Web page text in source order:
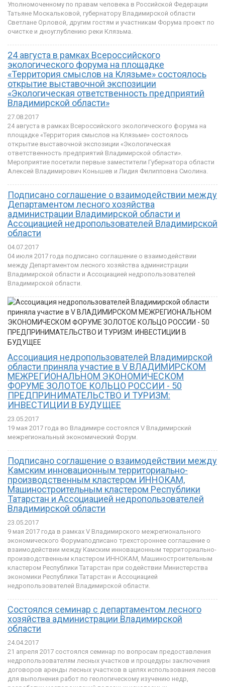
Уполномоченному по правам человека в Российской Федерации
Татьяне Москальковой, губернатору Владимирской области
Светлане Орловой, другим гостям и участникам Форума проект по
очистке и дноуглублению реки Клязьма.
24 августа в рамках Всероссийского
экологического форума на площадке
«Территория смыслов на Клязьме» состоялось
открытие выставочной экспозиции
«Экологическая ответственность предприятий
Владимирской области»
27.08.2017
24 августа в рамках Всероссийского экологического форума на
площадке «Территория смыслов на Клязьме» состоялось
открытие выставочной экспозиции «Экологическая
ответственность предприятий Владимирской области».
Мероприятие посетили первые заместители Губернатора области
Алексей Владимирович Конышев и Лидия Филипповна Смолина.
Подписано соглашение о взаимодействии между
Департаментом лесного хозяйства
администрации Владимирской области и
Ассоциацией недропользователей Владимирской
области
04.07.2017
04 июля 2017 года подписано соглашение о взаимодействии
между Департаментом лесного хозяйства администрации
Владимирской области и Ассоциацией недропользователей
Владимирской области.
Ассоциация недропользователей Владимирской
области приняла участие в V ВЛАДИМИРСКОМ
МЕЖРЕГИОНАЛЬНОМ ЭКОНОМИЧЕСКОМ
ФОРУМЕ ЗОЛОТОЕ КОЛЬЦО РОССИИ - 50
ПРЕДПРИНИМАТЕЛЬСТВО И ТУРИЗМ:
ИНВЕСТИЦИИ В БУДУЩЕЕ
23.05.2017
19 мая 2017 года во Владимире состоялся V Владимирский
межрегиональный экономический Форум.
Подписано соглашение о взаимодействии между
Камским инновационным территориально-
производственным кластером ИННОКАМ,
Машиностроительным кластером Республики
Татарстан и Ассоциацией недропользователей
Владимирской области
23.05.2017
9 мая 2017 года в рамках V Владимирского межрегионального
экономического Форумаподписано трехстороннее соглашение о
взаимодействии между Камским инновационным территориально-
производственным кластером ИННОКАМ, Машиностроительным
кластером Республики Татарстан при содействии Министерства
экономики Республики Татарстан и Ассоциацией
недропользователей Владимирской области.
Cостоялся семинар с департаментом лесного
хозяйства администрации Владимирской
области
24.04.2017
21 апреля 2017 состоялся семинар по вопросам предоставления
недропользователям лесных участков и процедуры заключения
договоров аренды лесных участков в целях использования лесов
для выполнения работ по геологическому изучению недр,